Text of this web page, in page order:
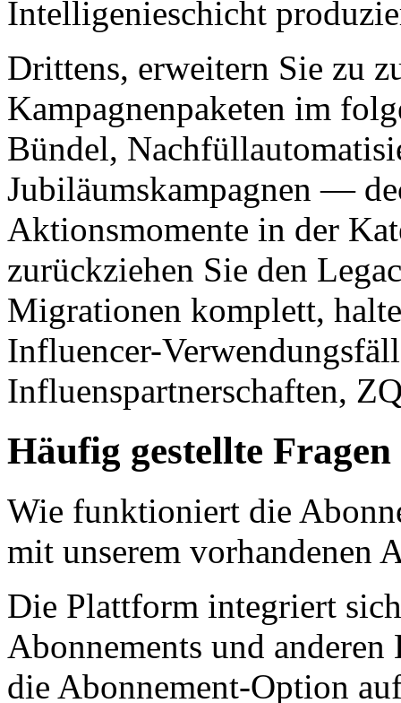
Intelligenieschicht
Drittens, erweitern Sie zu
Kampagnenpaketen im
Bündel,
Jubiläumskampagnen —
Aktionsmomente in der
zurückziehen Sie den
Migrationen komplett,
Influencer-
Influenspartnerschaften,
Häufig gestellte
Wie funktioniert die
mit unserem vorhandenen
Die Plattform integriert
Abonnements und
die Abonnement-Option